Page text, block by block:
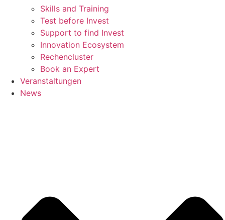
Skills and Training
Test before Invest
Support to find Invest
Innovation Ecosystem
Rechencluster​
Book an Expert
Veranstaltungen
News